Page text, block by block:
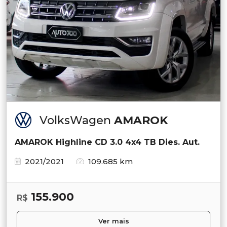
VolksWagen AMAROK
AMAROK Highline CD 3.0 4x4 TB Dies. Aut.
2021/2021
109.685 km
R$ 155.900
Ver mais